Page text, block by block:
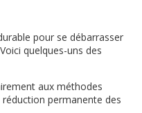
pour se débarrasser
quelques-uns des
aux méthodes
permanente des